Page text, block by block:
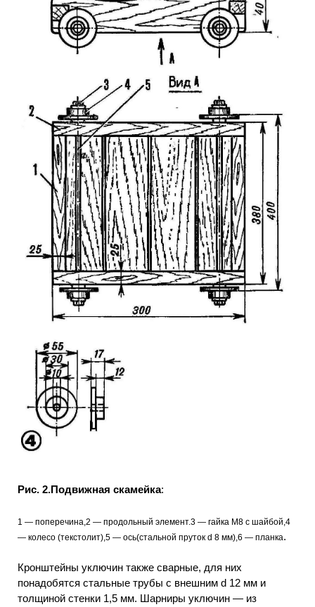
Рис. 2.Подвижная скамейка:
1 — поперечина,2 — продольный элемент.3 — гайка М8 с шайбой,4
— колесо (текстолит),5 — ось(стальной пруток d 8 мм),6 — планка.
Кронштейны уключин также сварные, для них
понадобятся стальные трубы с внешним d 12 мм и
толщиной стенки 1,5 мм. Шарниры уключин — из